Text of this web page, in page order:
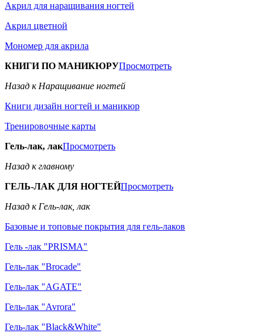
Акрил для наращивания ногтей
Акрил цветной
Мономер для акрила
КНИГИ ПО МАНИКЮРУПросмотреть
Назад к Наращивание ногтей
Книги дизайн ногтей и маникюр
Тренировочные карты
Гель-лак, лакПросмотреть
Назад к главному
ГЕЛЬ-ЛАК ДЛЯ НОГТЕЙПросмотреть
Назад к Гель-лак, лак
Базовые и топовые покрытия для гель-лаков
Гель -лак "PRISMA"
Гель-лак "Brocade"
Гель-лак "AGATE"
Гель-лак "Avrora"
Гель-лак "Black&White"